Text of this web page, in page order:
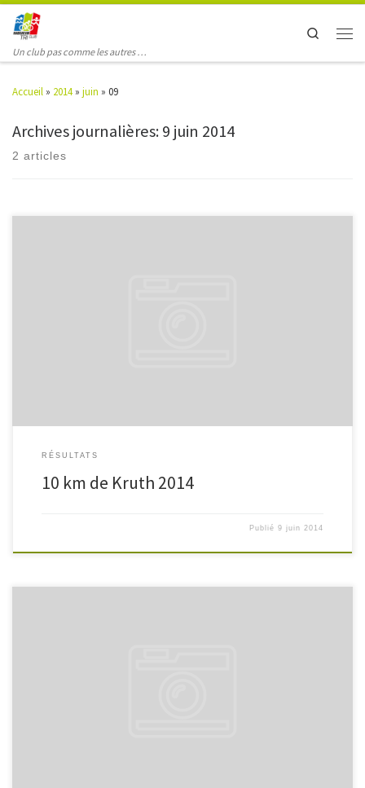
Un club pas comme les autres …
Search
Accueil » 2014 » juin » 09
Archives journalières:9 juin 2014
2 articles
RÉSULTATS
10 km de Kruth 2014
Publié9 juin 2014